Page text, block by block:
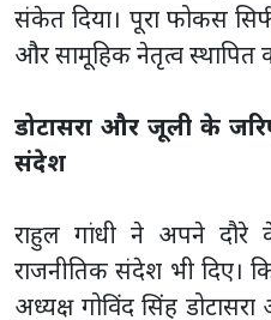
संकेत दिया। पूरा फोकस
और सामूहिक नेतृत्व स्थापित
डोटासरा और जूली के
संदेश
राहुल गांधी ने अपने दौरे
राजनीतिक संदेश भी दिए।
अध्यक्ष गोविंद सिंह डोटासरा